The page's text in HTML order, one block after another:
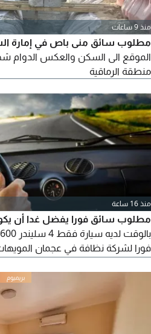
منذ 9 ساعات
مطلوب سائق منى باص في إمارة
الموقع الى السكن والعكس الدوام
منطقة الرماقية
منذ 16 ساعة
مطلوب سائق فورا يفضل غدا أن
الشركة تغير زيت + بترول للجادين